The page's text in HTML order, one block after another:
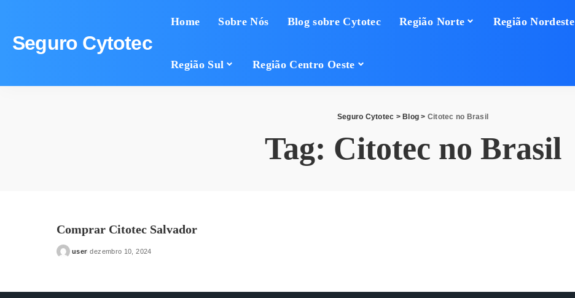
Seguro Cytotec
Home Sobre Nós Blog sobre Cytotec Região Norte Região Nordeste
Região Sul Região Centro Oeste
Seguro Cytotec > Blog > Citotec no Brasil
Tag: Citotec no Brasil
Comprar Citotec Salvador
Posted
user dezembro 10, 2024